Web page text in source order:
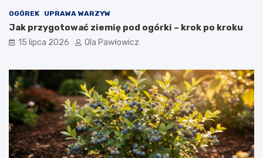
OGÓREK UPRAWA WARZYW
Jak przygotować ziemię pod ogórki – krok po kroku
15 lipca 2026 Ola Pawłowicz